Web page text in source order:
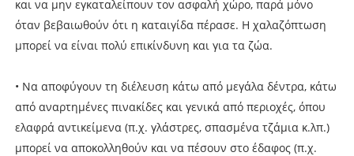
και να μην εγκαταλείπουν τον ασφαλή χώρο, παρά μόνο
όταν βεβαιωθούν ότι η καταιγίδα πέρασε. Η χαλαζόπτωση
μπορεί να είναι πολύ επικίνδυνη και για τα ζώα.
• Να αποφύγουν τη διέλευση κάτω από μεγάλα δέντρα, κάτω
από αναρτημένες πινακίδες και γενικά από περιοχές, όπου
ελαφρά αντικείμενα (π.χ. γλάστρες, σπασμένα τζάμια κ.λπ.)
μπορεί να αποκολληθούν και να πέσουν στο έδαφος (π.χ.